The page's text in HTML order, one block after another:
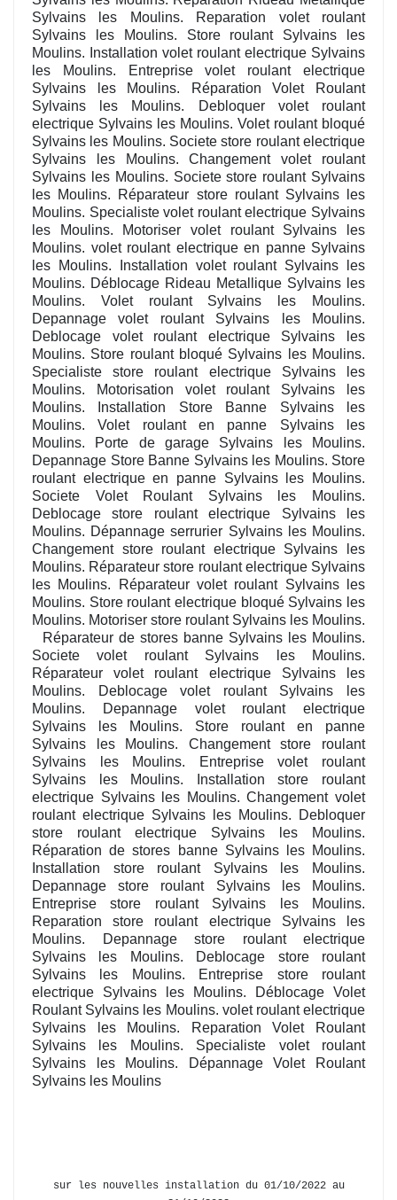
Sylvains les Moulins. Reparation volet roulant
Sylvains les Moulins. Store roulant Sylvains les
Moulins. Installation volet roulant electrique Sylvains
les Moulins. Entreprise volet roulant electrique
Sylvains les Moulins. Réparation Volet Roulant
Sylvains les Moulins. Debloquer volet roulant
electrique Sylvains les Moulins. Volet roulant bloqué
Sylvains les Moulins. Societe store roulant electrique
Sylvains les Moulins. Changement volet roulant
Sylvains les Moulins. Societe store roulant Sylvains
les Moulins. Réparateur store roulant Sylvains les
Moulins. Specialiste volet roulant electrique Sylvains
les Moulins. Motoriser volet roulant Sylvains les
Moulins. volet roulant electrique en panne Sylvains
les Moulins. Installation volet roulant Sylvains les
Moulins. Déblocage Rideau Metallique Sylvains les
Moulins. Volet roulant Sylvains les Moulins.
Depannage volet roulant Sylvains les Moulins.
Deblocage volet roulant electrique Sylvains les
Moulins. Store roulant bloqué Sylvains les Moulins.
Specialiste store roulant electrique Sylvains les
Moulins. Motorisation volet roulant Sylvains les
Moulins. Installation Store Banne Sylvains les
Moulins. Volet roulant en panne Sylvains les
Moulins. Porte de garage Sylvains les Moulins.
Depannage Store Banne Sylvains les Moulins. Store
roulant electrique en panne Sylvains les Moulins.
Societe Volet Roulant Sylvains les Moulins.
Deblocage store roulant electrique Sylvains les
Moulins. Dépannage serrurier Sylvains les Moulins.
Changement store roulant electrique Sylvains les
Moulins. Réparateur store roulant electrique Sylvains
les Moulins. Réparateur volet roulant Sylvains les
Moulins. Store roulant electrique bloqué Sylvains les
Moulins. Motoriser store roulant Sylvains les Moulins.
Réparateur de stores banne Sylvains les Moulins.
Societe volet roulant Sylvains les Moulins.
Réparateur volet roulant electrique Sylvains les
Moulins. Deblocage volet roulant Sylvains les
Moulins. Depannage volet roulant electrique
Sylvains les Moulins. Store roulant en panne
Sylvains les Moulins. Changement store roulant
Sylvains les Moulins. Entreprise volet roulant
Sylvains les Moulins. Installation store roulant
electrique Sylvains les Moulins. Changement volet
roulant electrique Sylvains les Moulins. Debloquer
store roulant electrique Sylvains les Moulins.
Réparation de stores banne Sylvains les Moulins.
Installation store roulant Sylvains les Moulins.
Depannage store roulant Sylvains les Moulins.
Entreprise store roulant Sylvains les Moulins.
Reparation store roulant electrique Sylvains les
Moulins. Depannage store roulant electrique
Sylvains les Moulins. Deblocage store roulant
Sylvains les Moulins. Entreprise store roulant
electrique Sylvains les Moulins. Déblocage Volet
Roulant Sylvains les Moulins. volet roulant electrique
Sylvains les Moulins. Reparation Volet Roulant
Sylvains les Moulins. Specialiste volet roulant
Sylvains les Moulins. Dépannage Volet Roulant
Sylvains les Moulins
sur les nouvelles installation du 01/10/2022 au